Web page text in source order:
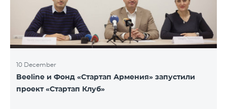
10 December
Beeline и Фонд «Стартап Армения» запустили
проект «Стартап Клуб»